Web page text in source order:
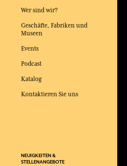
Wer sind wir?
Geschäfte, Fabriken und
Museen
Events
Podcast
Katalog
Kontaktieren Sie uns
NEUIGKEITEN &
STELLENANGEBOTE